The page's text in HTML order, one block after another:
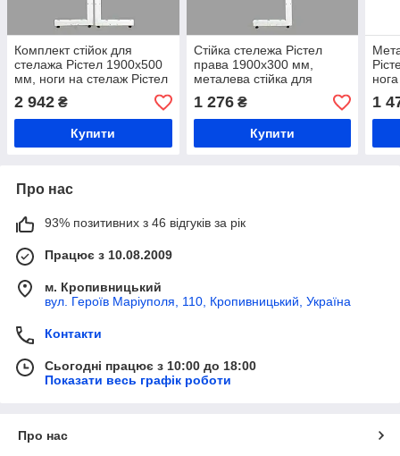
Комплект стійок для
стелажа Рістел 1900х500
мм, ноги на стелаж Рістел
2 942 ₴
Купити
Стійка стележа Рістел
права 1900х300 мм,
металева стійка для
торгового стелажа, нога
стелажа Рістел
1 276₴
Купити
1
Про нас
93% позитивних з 46 відгуків за рік
Працює з 10.08.2009
м. Кропивницький
вул. Героїв Маріуполя, 110, Кропивницький, Україна
Контакти
Сьогодні працює з 10:00 до 18:00
Показати весь графік роботи
Про нас